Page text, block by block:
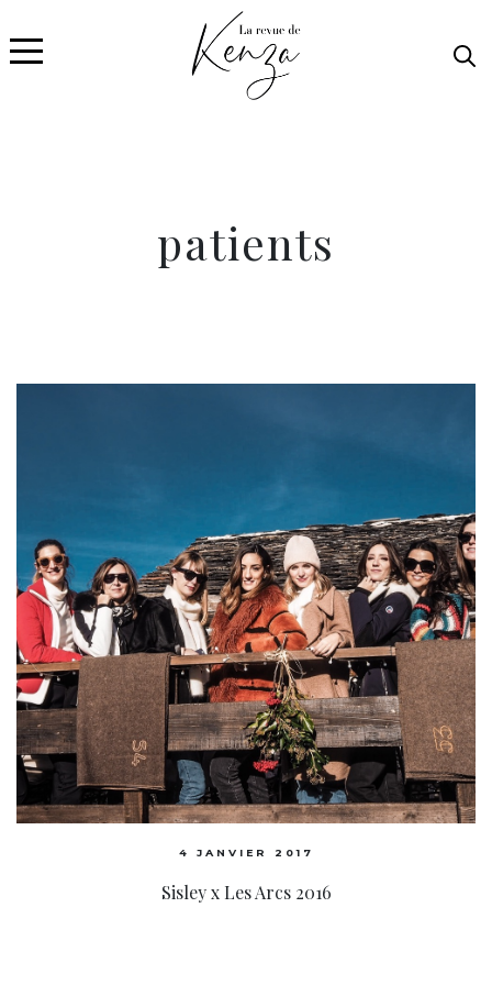
patients
4 JANVIER 2017
Sisley x Les Arcs 2016